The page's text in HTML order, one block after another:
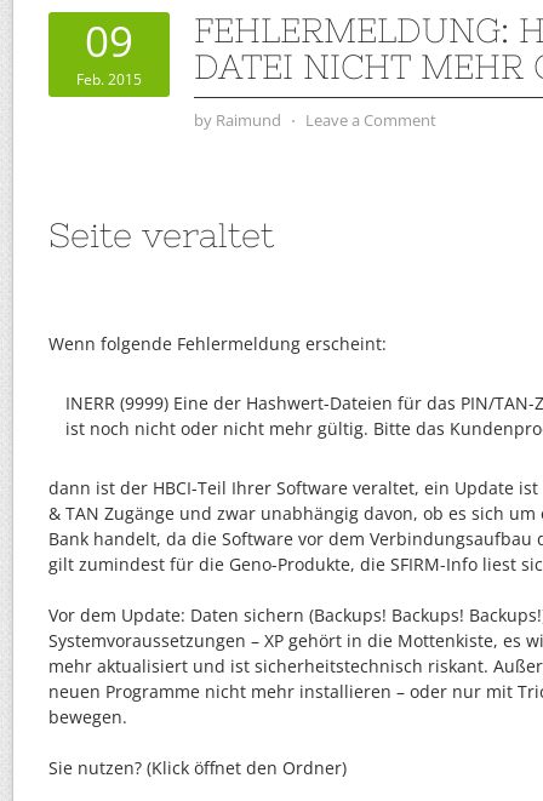
09
Feb. 2015
FEHLERMELDUNG:
DATEI NICHT MEHR
by Raimund ⋅ Leave a Comment
Seite veraltet
Wenn folgende Fehlermeldung erscheint:
INERR (9999) Eine der Hashwert-Dateien für das PIN/
ist noch nicht oder nicht mehr gültig. Bitte das
dann ist der HBCI-Teil Ihrer Software veraltet, ein Update
& TAN Zugänge und zwar unabhängig davon, ob es sich
Bank handelt, da die Software vor dem Verbindungsaufbau
gilt zumindest für die Geno-Produkte, die SFIRM-Info liest
Vor dem Update: Daten sichern (Backups! Backups!
Systemvoraussetzungen – XP gehört in die Mottenkiste, es
mehr aktualisiert und ist sicherheitstechnisch riskant.
neuen Programme nicht mehr installieren – oder nur mit
bewegen.
Sie nutzen? (Klick öffnet den Ordner)